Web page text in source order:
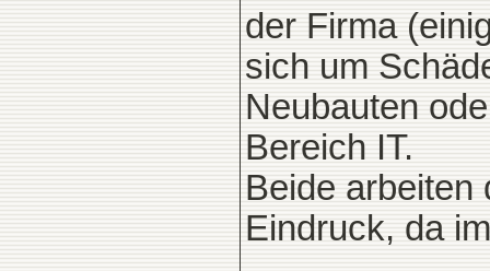
der Firma
sich um
Neubauten
Bereich IT.
Beide arbeiten
Eindruck, da